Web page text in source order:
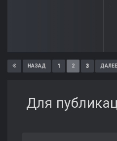
НАЗАД 1 2 3 ДАЛЕЕ
Для